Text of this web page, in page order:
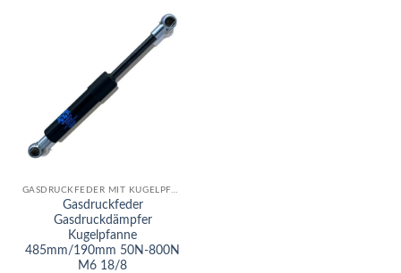
GASDRUCKFEDER MIT KUGELPFANNE
Gasdruckfeder
Gasdruckdämpfer
Kugelpfanne
485mm/190mm 50N-800N
M6 18/8